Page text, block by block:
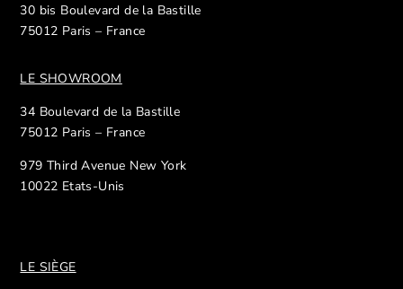
30 bis Boulevard de la Bastille
75012 Paris – France
LE SHOWROOM
34 Boulevard de la Bastille
75012 Paris – France
979 Third Avenue New York
10022 Etats-Unis
LE SIÈGE